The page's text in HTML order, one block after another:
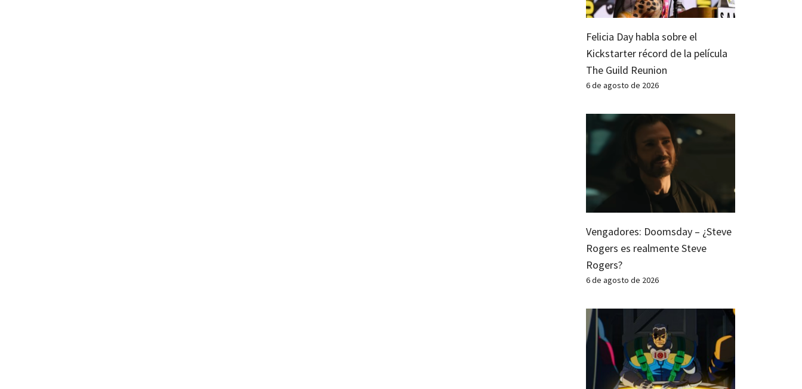
Felicia Day habla sobre el
Kickstarter récord de la película
The Guild Reunion
6 de agosto de 2026
Vengadores: Doomsday – ¿Steve
Rogers es realmente Steve
Rogers?
6 de agosto de 2026